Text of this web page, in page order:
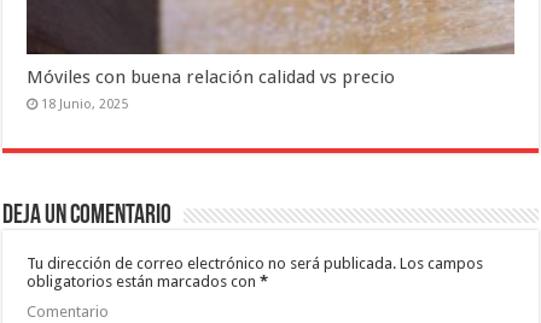
Móviles con buena relación calidad vs precio
18 Junio, 2025
Deja un comentario
Tu dirección de correo electrónico no será publicada. Los campos
obligatorios están marcados con*
Comentario